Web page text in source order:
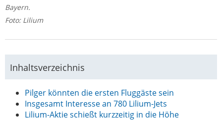
Bayern.
Foto: Lilium
Inhaltsverzeichnis
Pilger könnten die ersten Fluggäste sein
Insgesamt Interesse an 780 Lilium-Jets
Lilium-Aktie schießt kurzzeitig in die Höhe